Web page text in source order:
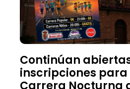
Continúan
inscripciones para
Carrera Nocturna